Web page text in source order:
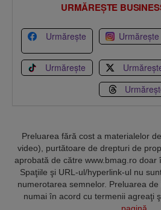
URMĂREȘTE
Urmărește Urmărește
Urmărește
Preluarea fără cost a materialelor
video), purtătoare de drepturi de
aprobată de către www.bmag.ro doar
Spaţiile şi URL-ul/hyperlink-ul nu
numerotarea semnelor. Preluarea
numai în acord cu termenii agreaţi